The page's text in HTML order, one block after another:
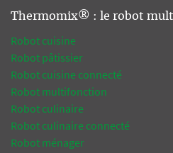
Thermomix® : le robot
Robot cuisine
Robot pâtissier
Robot cuisine connecté
Robot multifonction
Robot culinaire
Robot culinaire connecté
Robot ménager